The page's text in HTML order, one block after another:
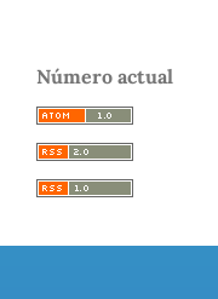
Número actual